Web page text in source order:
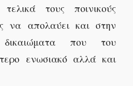
τους ποινικούς
να απολαύει και στην
που του
ενωσιακό αλλά και